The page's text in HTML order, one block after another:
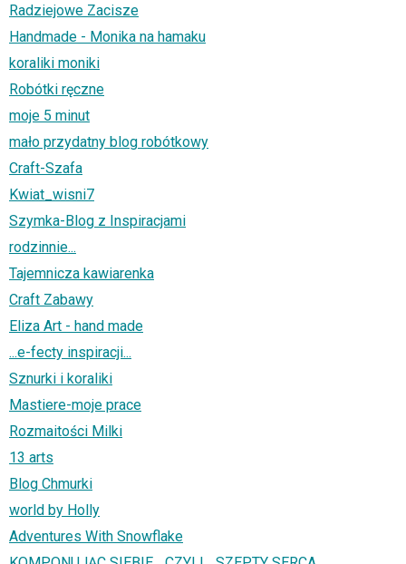
Radziejowe Zacisze
Handmade - Monika na hamaku
koraliki moniki
Robótki ręczne
moje 5 minut
mało przydatny blog robótkowy
Craft-Szafa
Kwiat_wisni7
Szymka-Blog z Inspiracjami
rodzinnie...
Tajemnicza kawiarenka
Craft Zabawy
Eliza Art - hand made
...e-fecty inspiracji...
Sznurki i koraliki
Mastiere-moje prace
Rozmaitości Milki
13 arts
Blog Chmurki
world by Holly
Adventures With Snowflake